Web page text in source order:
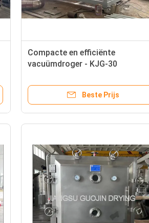
Compacte en efficiënte
vacuümdroger - KJG-30
Beste Prijs